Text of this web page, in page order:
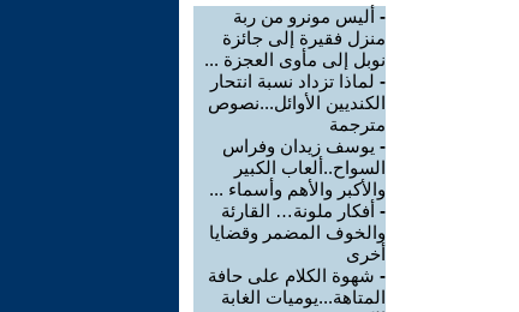
- أليس مونرو من ربة
منزل فقيرة إلى جائزة
نوبل إلى مأوى العجزة ...
- لماذا تزداد نسبة انتحار
الكنديين الأوائل...نصوص
مترجمة
- يوسف زيدان وفراس
السواح..ألعاب الكبير
والأكبر والأهم وأسماء ...
- أفكار ملونة… القارئة
والخوف المضمر وقضايا
أخرى
- شهوة الكلام على حافة
المتاهة...يوميات الغابة